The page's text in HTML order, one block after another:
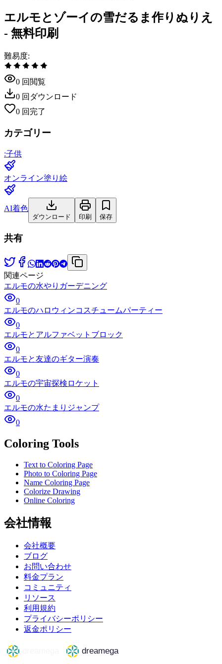
エルモとゾーイの雪だるま作りぬりえ
- 無料印刷
難易度:
0 回閲覧
0 回ダウンロード
0 回完了
カテゴリー
:子供
オンライン塗り絵
AI着色
ダウンロード 印刷 保存
共有
関連ページ
エルモの水やりガーデニング
0
エルモのハロウィンコスチュームパーティー
0
エルモとアルファベットブロック
0
エルモと友達のギター演奏
0
エルモの宇宙探検ロケット
0
エルモの水たまりジャンプ
0
Coloring Tools
Text to Coloring Page
Photo to Coloring Page
Name Coloring Page
Colorize Drawing
Online Coloring
会社情報
会社概要
ブログ
お問い合わせ
料金プラン
コミュニティ
リソース
利用規約
プライバシーポリシー
返金ポリシー